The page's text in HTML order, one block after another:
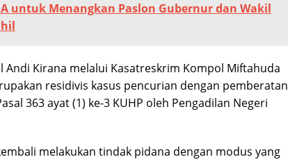
untuk Menangkan Paslon Gubernur dan Wakil
Andi Kirana melalui Kasatreskrim Kompol Miftahuda
residivis kasus pencurian dengan pemberatan
363 ayat (1) ke-3 KUHP oleh Pengadilan Negeri
melakukan tindak pidana dengan modus yang